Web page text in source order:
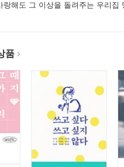
랑해도 그 이상을 돌려주는 우리집
품